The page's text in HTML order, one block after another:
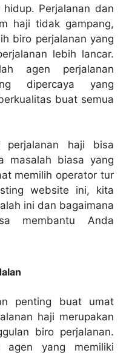
Perjalanan dan
haji tidak gampang,
biro perjalanan yang
lebih lancar.
agen perjalanan
dipercaya yang
buat semua
perjalanan haji bisa
masalah biasa yang
memilih operator tur
website ini, kita
ini dan bagaimana
membantu Anda
penting buat umat
haji merupakan
biro perjalanan.
agen yang memiliki